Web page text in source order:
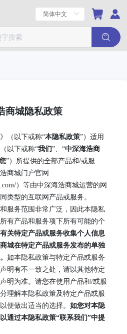
商城隐私政策
（以下或称“本隐私政策”）适用
（以下或称“我们”、“中深海浩商
”）所提供的全部产品和/或服
商城门户官网
）等由中深海浩商城运营的网
类型的互联网产品或服务。
服务范围非常广泛，因此本隐私
有产品和服务项下所有可能的个
有关特定产品或服务收集个人信息
城在特定产品或服务发布的单独
如本隐私政策与特定产品或服务
明有不一致之处，请以其他特定
明为准。请您在使用产品和/或服
理解本隐私政策及特定产品或服
便做出适当的选择。 如您对本隐
通过本隐私政策“联系我们”中提